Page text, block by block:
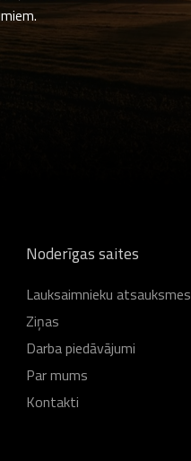
Noderīgas saites
Lauksaimnieku atsauksmes
Ziņas
Darba piedāvājumi
Par mums
Kontakti